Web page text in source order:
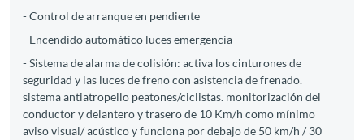
- Control de arranque en pendiente
- Encendido automático luces emergencia
- Sistema de alarma de colisión: activa los cinturones de
seguridad y las luces de freno con asistencia de frenado.
sistema antiatropello peatones/ciclistas. monitorización del
conductor y delantero y trasero de 10 Km/h como mínimo
aviso visual/ acústico y funciona por debajo de 50 km/h / 30